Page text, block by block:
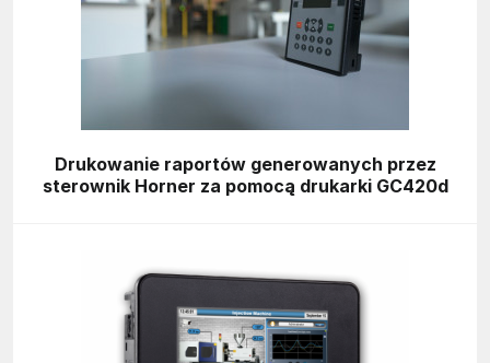
Drukowanie raportów generowanych przez
sterownik Horner za pomocą drukarki GC420d